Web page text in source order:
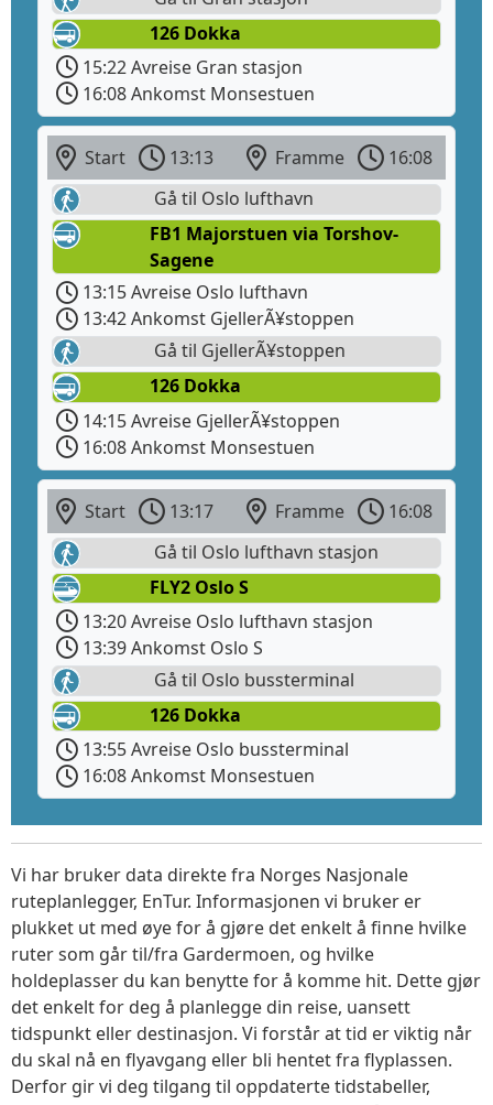
126 Dokka
15:22 Avreise Gran stasjon
16:08 Ankomst Monsestuen
Start 13:13 Framme
16:08
Gå til Oslo lufthavn
FB1 Majorstuen via Torshov-
Sagene
13:15 Avreise Oslo lufthavn
13:42 Ankomst GjellerÃ¥stoppen
Gå til GjellerÃ¥stoppen
126 Dokka
14:15 Avreise GjellerÃ¥stoppen
16:08 Ankomst Monsestuen
Start 13:17 Framme
16:08
Gå til Oslo lufthavn stasjon
FLY2 Oslo S
13:20 Avreise Oslo lufthavn stasjon
13:39 Ankomst Oslo S
Gå til Oslo bussterminal
126 Dokka
13:55 Avreise Oslo bussterminal
16:08 Ankomst Monsestuen
Vi har bruker data direkte fra Norges Nasjonale
ruteplanlegger, EnTur. Informasjonen vi bruker er
plukket ut med øye for å gjøre det enkelt å finne hvilke
ruter som går til/fra Gardermoen, og hvilke
holdeplasser du kan benytte for å komme hit. Dette gjør
det enkelt for deg å planlegge din reise, uansett
tidspunkt eller destinasjon. Vi forstår at tid er viktig når
du skal nå en flyavgang eller bli hentet fra flyplassen.
Derfor gir vi deg tilgang til oppdaterte tidstabeller,